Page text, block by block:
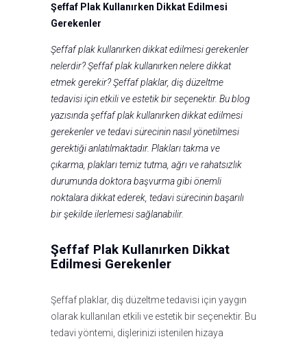
Şeffaf Plak Kullanırken Dikkat Edilmesi
Gerekenler
Şeffaf plak kullanırken dikkat edilmesi gerekenler
nelerdir? Şeffaf plak kullanırken nelere dikkat
etmek gerekir? Şeffaf plaklar, diş düzeltme
tedavisi için etkili ve estetik bir seçenektir. Bu blog
yazısında şeffaf plak kullanırken dikkat edilmesi
gerekenler ve tedavi sürecinin nasıl yönetilmesi
gerektiği anlatılmaktadır. Plakları takma ve
çıkarma, plakları temiz tutma, ağrı ve rahatsızlık
durumunda doktora başvurma gibi önemli
noktalara dikkat ederek, tedavi sürecinin başarılı
bir şekilde ilerlemesi sağlanabilir.
Şeffaf Plak Kullanırken Dikkat
Edilmesi Gerekenler
Şeffaf plaklar, diş düzeltme tedavisi için yaygın
olarak kullanılan etkili ve estetik bir seçenektir. Bu
tedavi yöntemi, dişlerinizi istenilen hizaya